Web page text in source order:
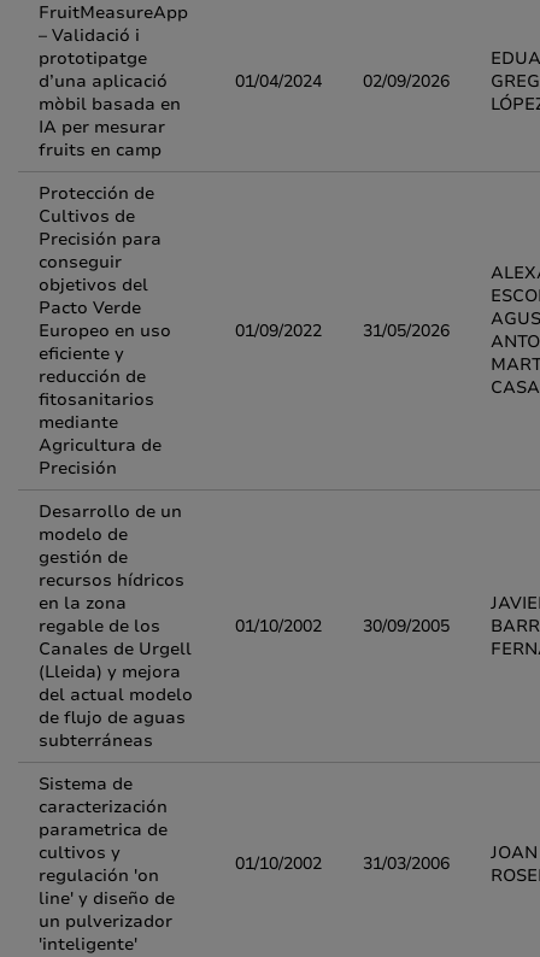
FruitMeasureApp
– Validació i
prototipatge
d’una aplicació
mòbil basada en
IA per mesurar
fruits en camp
01/04/2024 02/09/2026
Protección de
Cultivos de
Precisión para
conseguir
objetivos del
Pacto Verde
Europeo en uso
eficiente y
reducción de
fitosanitarios
mediante
Agricultura de
Precisión
01/09/2022 31/05/2026
Desarrollo de un
modelo de
gestión de
recursos hídricos
en la zona
regable de los
Canales de Urgell
(Lleida) y mejora
del actual modelo
de flujo de aguas
subterráneas
01/10/2002 30/09/2005
Sistema de
caracterización
parametrica de
cultivos y
regulación 'on
line' y diseño de
un pulverizador
'inteligente'
01/10/2002 31/03/2006